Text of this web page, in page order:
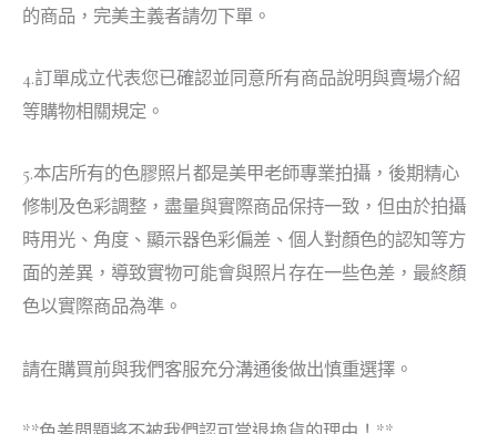
的商品，完美主義者請勿下單。
4.訂單成立代表您已確認並同意所有商品說明與賣場介紹
等購物相關規定。
5.本店所有的色膠照片都是美甲老師專業拍攝，後期精心
修制及色彩調整，盡量與實際商品保持一致，但由於拍攝
時用光、角度、顯示器色彩偏差、個人對顏色的認知等方
面的差異，導致實物可能會與照片存在一些色差，最終顏
色以實際商品為準。
請在購買前與我們客服充分溝通後做出慎重選擇。